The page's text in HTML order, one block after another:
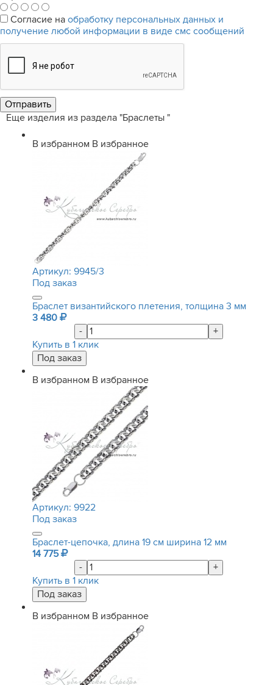
Согласие на обработку персональных данных и
получение любой информации в виде смс сообщений
Еще изделия из раздела "Браслеты "
В избранном В избранное
Артикул: 9945/3
Под заказ
Браслет византийского плетения, толщина 3 мм
3 480
-
+
Купить в 1 клик
В избранном В избранное
Артикул: 9922
Под заказ
Браслет-цепочка, длина 19 см ширина 12 мм
14 775
-
+
Купить в 1 клик
В избранном В избранное